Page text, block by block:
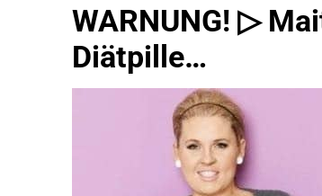
WARNUNG! ▷
Diätpille…